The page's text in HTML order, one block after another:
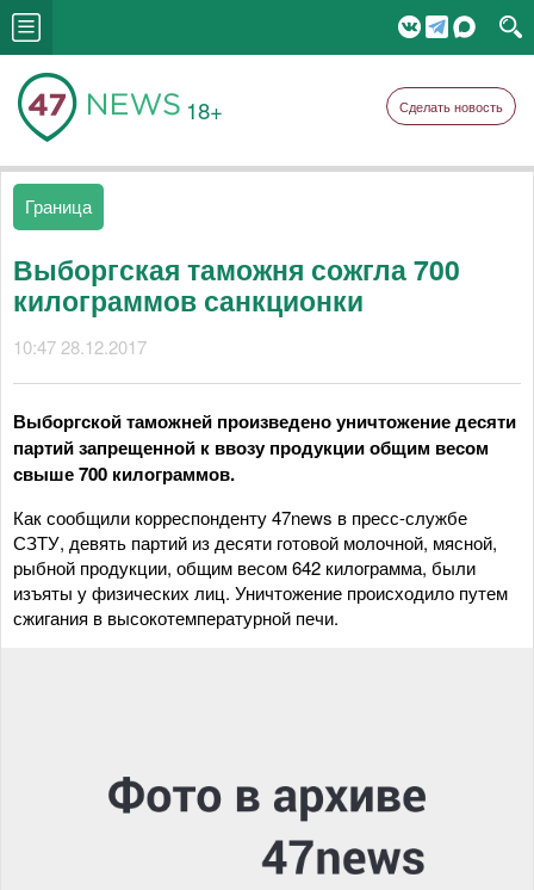
18+ Сделать новость
Граница
Выборгская таможня сожгла 700
килограммов санкционки
10:47 28.12.2017
Выборгской таможней произведено уничтожение десяти
партий запрещенной к ввозу продукции общим весом
свыше 700 килограммов.
Как сообщили корреспонденту 47news в пресс-службе
СЗТУ, девять партий из десяти готовой молочной, мясной,
рыбной продукции, общим весом 642 килограмма, были
изъяты у физических лиц. Уничтожение происходило путем
сжигания в высокотемпературной печи.